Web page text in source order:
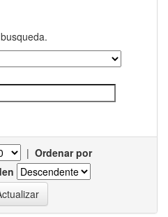
| Ordenar por